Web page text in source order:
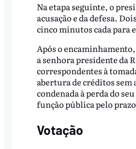
Na etapa seguinte, o
acusação e da defesa.
cinco minutos cada para
Após o
a senhora presidente da
correspondentes à
abertura de créditos sem
condenada à perda do
função pública pelo
Votação